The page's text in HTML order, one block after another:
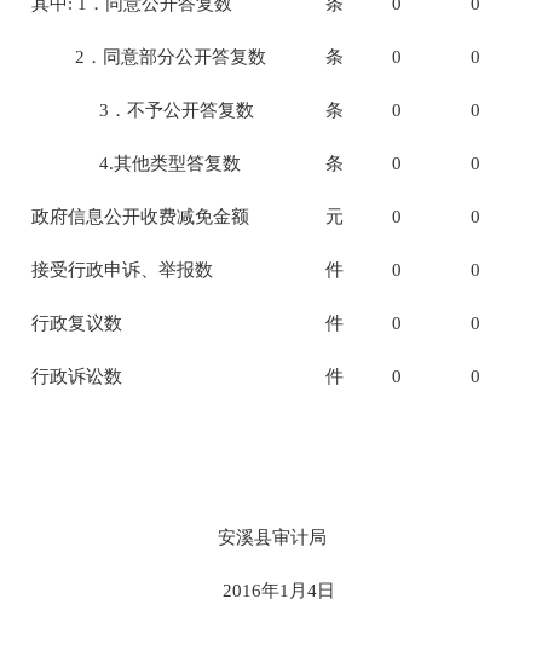
2 ．同意部分公开答复数 条 0 0
3 ．不予公开答复数 条 0 0
4.其他类型答复数 条 0 0
政府信息公开收费减免金额 元 0 0
接受行政申诉、举报数 件 0 0
行政复议数 件 0 0
行政诉讼数 件 0 0
安溪县审计局
2016年1月4日